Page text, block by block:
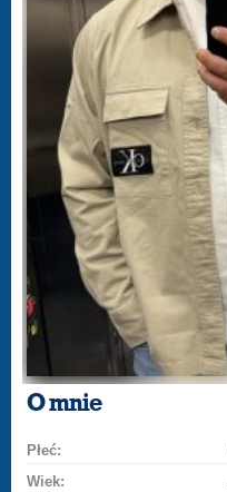
O mnie
Płeć:
Wiek: